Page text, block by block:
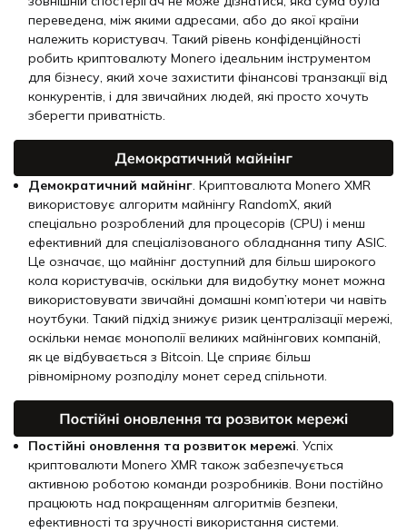
переведена, між якими адресами, або до якої країни
належить користувач. Такий рівень конфіденційності
робить криптовалюту Monero ідеальним інструментом
для бізнесу, який хоче захистити фінансові транзакції від
конкурентів, і для звичайних людей, які просто хочуть
зберегти приватність.
Демократичний майнінг. Криптовалюта Monero XMR
використовує алгоритм майнінгу RandomX, який
спеціально розроблений для процесорів (CPU) і менш
ефективний для спеціалізованого обладнання типу ASIC.
Це означає, що майнінг доступний для більш широкого
кола користувачів, оскільки для видобутку монет можна
використовувати звичайні домашні комп’ютери чи навіть
ноутбуки. Такий підхід знижує ризик централізації мережі,
оскільки немає монополії великих майнінгових компаній,
як це відбувається з Bitcoin. Це сприяє більш
рівномірному розподілу монет серед спільноти.
Постійні оновлення та розвиток мережі. Успіх
криптовалюти Monero XMR також забезпечується
активною роботою команди розробників. Вони постійно
працюють над покращенням алгоритмів безпеки,
ефективності та зручності використання системи.